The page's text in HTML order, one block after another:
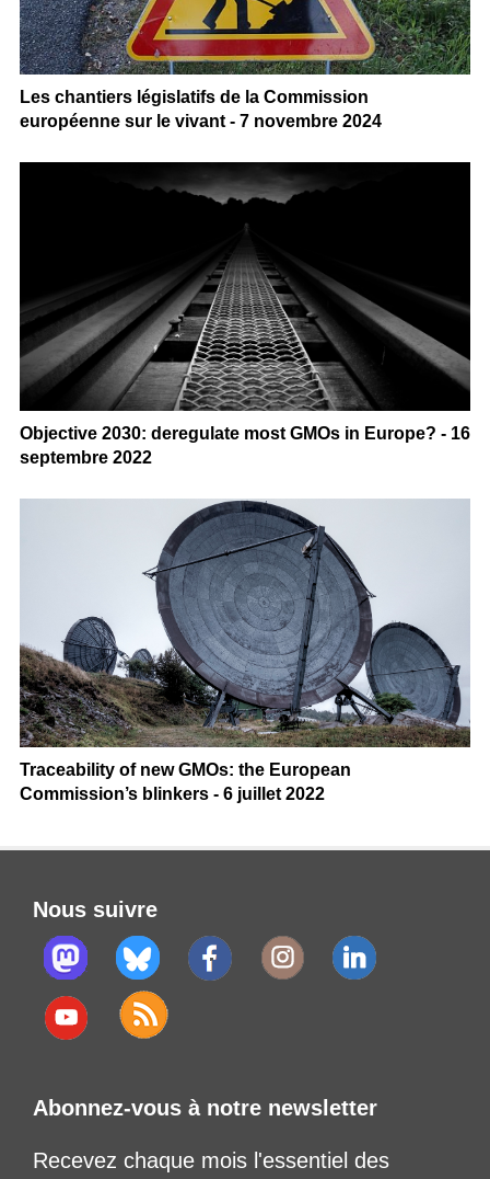
Les chantiers législatifs de la Commission
européenne sur le vivant - 7 novembre 2024
Objective 2030: deregulate most GMOs in Europe? - 16
septembre 2022
Traceability of new GMOs: the European
Commission’s blinkers - 6 juillet 2022
Nous suivre
Abonnez-vous à notre newsletter
Recevez chaque mois l'essentiel des